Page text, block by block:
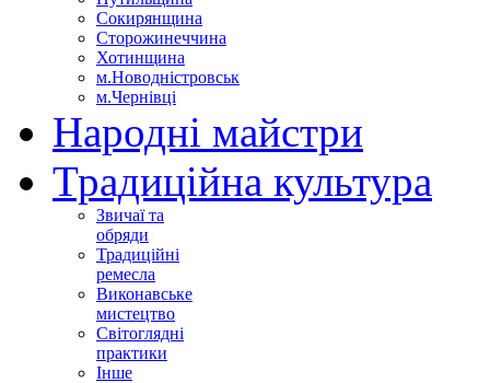
Сокирянщина
Сторожинеччина
Хотинщина
м.Новодністровськ
м.Чернівці
Народні майстри
Традиційна культура
Звичаї та
обряди
Традиційні
ремесла
Виконавське
мистецтво
Світоглядні
практики
Інше